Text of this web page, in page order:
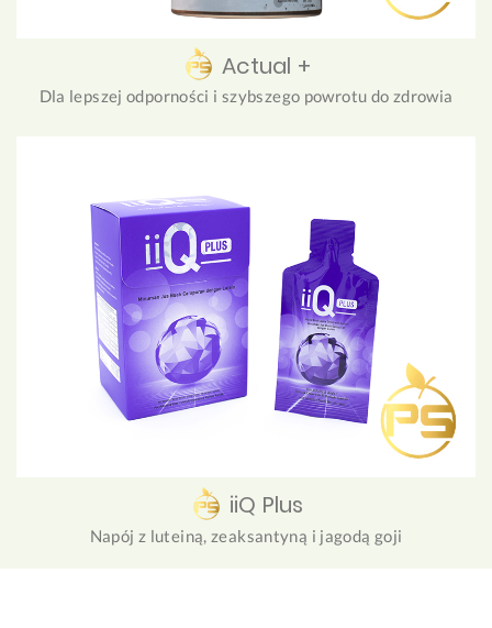
Actual +
Dla lepszej odporności i szybszego powrotu do zdrowia
iiQ Plus
Napój z luteiną, zeaksantyną i jagodą goji